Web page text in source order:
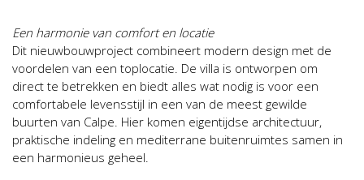
Een harmonie van comfort en locatie
Dit nieuwbouwproject combineert modern design met de
voordelen van een toplocatie. De villa is ontworpen om
direct te betrekken en biedt alles wat nodig is voor een
comfortabele levensstijl in een van de meest gewilde
buurten van Calpe. Hier komen eigentijdse architectuur,
praktische indeling en mediterrane buitenruimtes samen in
een harmonieus geheel.